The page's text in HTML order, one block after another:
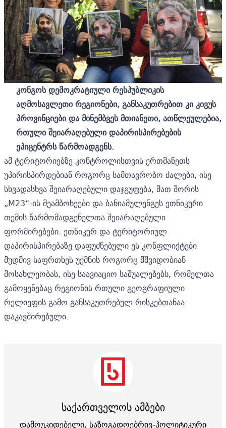
კონგოს დემოკრატიული რესპუბლიკის
აღმოსავლეთი რეგიონები, განსაკუთრებით კი კივუს
პროვინციები და მინემბვეს მთიანეთი, ათწლეულებია,
რთული შეიარაღებული დაპირისპირებების
ეპიცენტრს წარმოადგენს.
ამ ტერიტორიებზე კონტროლისთვის ერთმანეთს
უპირისპირდებიან როგორც სამთავრობო ძალები, ისე
სხვადასხვა შეიარაღებული დაჯგუფება, მათ შორის
„M23“-ის მეამბოხეები და ბანიამულენგეს ეთნიკური
თემის წარმომადგენელთა შეიარაღებული
ფორმირებები. ეთნიკურ და ტერიტორიულ
დაპირისპირებაზე დაფუძნებული ეს კონფლიქტები
მუდმივ საფრთხეს უქმნის როგორც მშვიდობიან
მოსახლეობას, ისე საავიაციო საშუალებებს, რომელთა
გამოყენებაც რეგიონის რთული გეოგრაფიული
რელიეფის გამო განსაკუთრებულ რისკებთანაა
დაკავშირებული.
საქართველოს ამბები
დამოუკიდებელი, საზოგადოებრივ-პოლიტიკური